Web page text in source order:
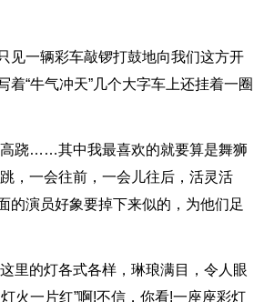
见一辆彩车敲锣打鼓地向我们这方开
“牛气冲天”几个大字车上还挂着一圈
跷……其中我最喜欢的就要算是舞狮
，一会往前，一会儿往后，活灵活
的演员好象要掉下来似的，为他们足
里的灯各式各样，琳琅满目，令人眼
火一片红”啊!不信，你看!一座座彩灯